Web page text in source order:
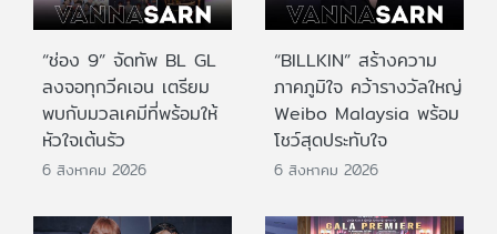
“ช่อง 9” จัดทัพ BL GL
ลงจอทุกวีคเอน เตรียม
พบกับมวลเคมีที่พร้อมให้
หัวใจเต้นรัว
6 สิงหาคม 2026
“BILLKIN” สร้างความ
ภาคภูมิใจ คว้ารางวัลใหญ่
Weibo Malaysia พร้อม
โชว์สุดประทับใจ
6 สิงหาคม 2026